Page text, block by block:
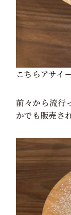
こちらアサイ
前々から流行
かでも販売さ